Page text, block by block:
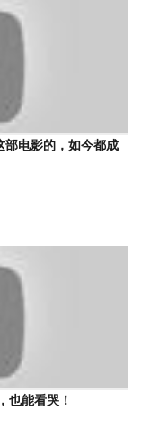
部电影的，如今都成
也能看哭！